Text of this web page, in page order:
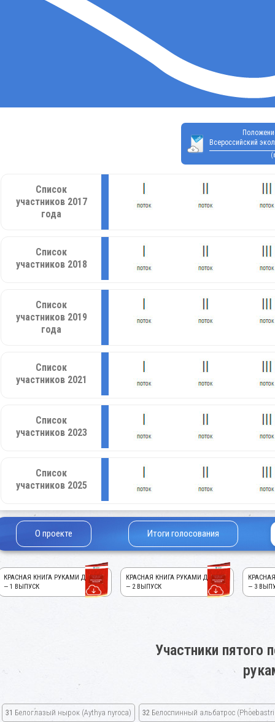
Всероссийский
Список
участников 2017
года
Список
участников 2018
Список
участников 2019
года
Список
участников 2021
Список
участников 2023
Список
участников 2025
О проекте Итоги голосования
КРАСНАЯ КНИГА РУКАМИ ДЕТЕЙ!
— 1 ВЫПУСК
КРАСНАЯ КНИГА РУКАМИ ДЕТЕЙ!
— 2 ВЫПУСК
— 3
Участники пятого
31 Белоглазый нырок (Aythya nyroca) 32 Белоспинный альбатрос